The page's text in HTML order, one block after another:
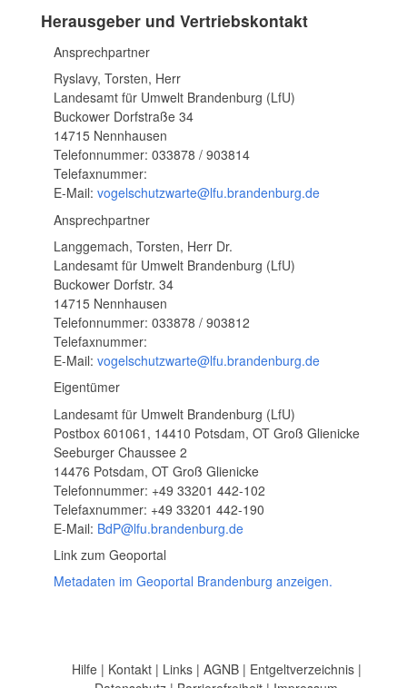
Herausgeber und Vertriebskontakt
Ansprechpartner
Ryslavy, Torsten, Herr
Landesamt für Umwelt Brandenburg (LfU)
Buckower Dorfstraße 34
14715 Nennhausen
Telefonnummer: 033878 / 903814
Telefaxnummer:
E-Mail: vogelschutzwarte@lfu.brandenburg.de
Ansprechpartner
Langgemach, Torsten, Herr Dr.
Landesamt für Umwelt Brandenburg (LfU)
Buckower Dorfstr. 34
14715 Nennhausen
Telefonnummer: 033878 / 903812
Telefaxnummer:
E-Mail: vogelschutzwarte@lfu.brandenburg.de
Eigentümer
Landesamt für Umwelt Brandenburg (LfU)
Postbox 601061, 14410 Potsdam, OT Groß Glienicke
Seeburger Chaussee 2
14476 Potsdam, OT Groß Glienicke
Telefonnummer: +49 33201 442-102
Telefaxnummer: +49 33201 442-190
E-Mail: BdP@lfu.brandenburg.de
Link zum Geoportal
Metadaten im Geoportal Brandenburg anzeigen.
Hilfe| Kontakt| Links| AGNB| Entgeltverzeichnis|